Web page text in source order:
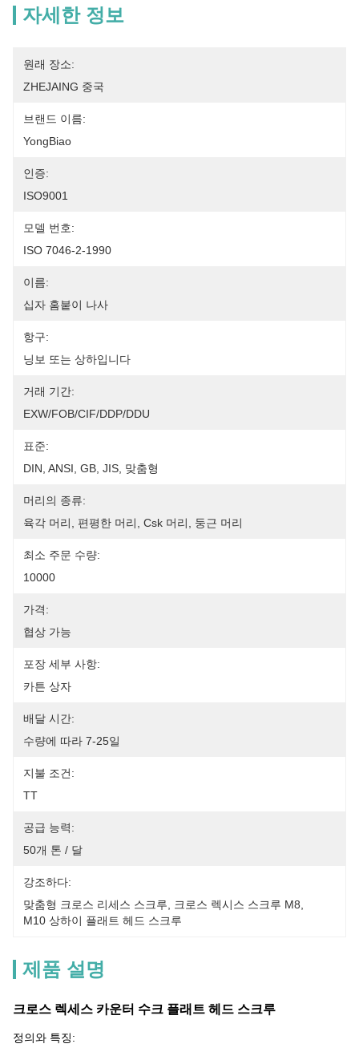
자세한 정보
원래 장소:
ZHEJAING 중국
브랜드 이름:
YongBiao
인증:
ISO9001
모델 번호:
ISO 7046-2-1990
이름:
십자 홈붙이 나사
항구:
닝보 또는 상하입니다
거래 기간:
EXW/FOB/CIF/DDP/DDU
표준:
DIN, ANSI, GB, JIS, 맞춤형
머리의 종류:
육각 머리, 편평한 머리, Csk 머리, 둥근 머리
최소 주문 수량:
10000
가격:
협상 가능
포장 세부 사항:
카튼 상자
배달 시간:
수량에 따라 7-25일
지불 조건:
TT
공급 능력:
50개 톤 / 달
강조하다:
맞춤형 크로스 리세스 스크루
크로스 렉시스 스크루 M8
M10 상하이 플래트 헤드 스크루
제품 설명
크로스 렉세스 카운터 수크 플래트 헤드 스크루
정의와 특징: